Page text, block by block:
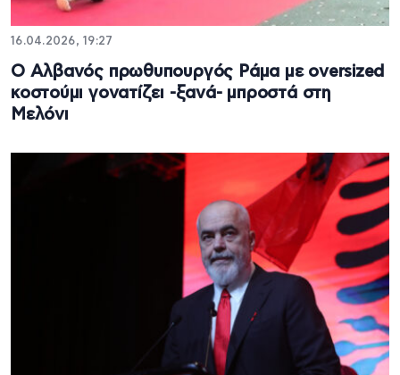
16.04.2026, 19:27
Ο Αλβανός πρωθυπουργός Ράμα με oversized
κοστούμι γονατίζει -ξανά- μπροστά στη
Μελόνι